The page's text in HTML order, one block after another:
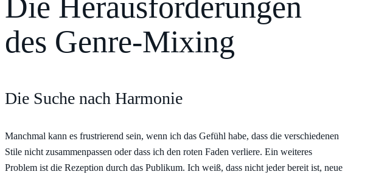
Die Herausforderungen
des Genre-Mixing
Die Suche nach Harmonie
Manchmal kann es frustrierend sein, wenn ich das Gefühl habe, dass die verschiedenen
Stile nicht zusammenpassen oder dass ich den roten Faden verliere. Ein weiteres
Problem ist die Rezeption durch das Publikum. Ich weiß, dass nicht jeder bereit ist, neue